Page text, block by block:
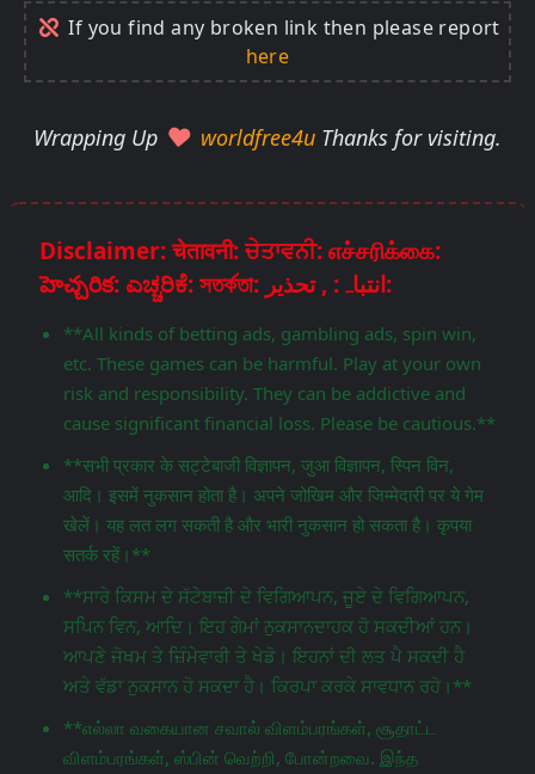
If you find any broken link then please report
here
Wrapping Up worldfree4u Thanks for visiting.
Disclaimer: चेतावनी: ਚੇਤਾਵਨੀ: எச்சரிக்கை:
హెచ్చరిక: ಎಚ್ಚರಿಕೆ: সতর্কতা: انتباہ: , تحذير:
**All kinds of betting ads, gambling ads, spin win,
etc. These games can be harmful. Play at your own
risk and responsibility. They can be addictive and
cause significant financial loss. Please be cautious.**
**सभी प्रकार के सट्टेबाजी विज्ञापन, जुआ विज्ञापन, स्पिन विन,
आदि। इसमें नुकसान होता है। अपने जोखिम और जिम्मेदारी पर ये गेम
खेलें। यह लत लग सकती है और भारी नुकसान हो सकता है। कृपया
सतर्क रहें।**
**ਸਾਰੇ ਕਿਸਮ ਦੇ ਸੱਟੇਬਾਜ਼ੀ ਦੇ ਵਿਗਿਆਪਨ, ਜੂਏ ਦੇ ਵਿਗਿਆਪਨ,
ਸਪਿਨ ਵਿਨ, ਆਦਿ। ਇਹ ਗੇਮਾਂ ਨੁਕਸਾਨਦਾਹਕ ਹੋ ਸਕਦੀਆਂ ਹਨ।
ਆਪਣੇ ਜੋਖਮ ਤੇ ਜ਼ਿੰਮੇਵਾਰੀ ਤੇ ਖੇਡੋ। ਇਹਨਾਂ ਦੀ ਲਤ ਪੈ ਸਕਦੀ ਹੈ
ਅਤੇ ਵੱਡਾ ਨੁਕਸਾਨ ਹੋ ਸਕਦਾ ਹੈ। ਕਿਰਪਾ ਕਰਕੇ ਸਾਵਧਾਨ ਰਹੋ।**
**எல்லா வகையான சவால் விளம்பரங்கள், சூதாட்ட
விளம்பரங்கள், ஸ்பின் வெற்றி, போன்றவை. இந்த